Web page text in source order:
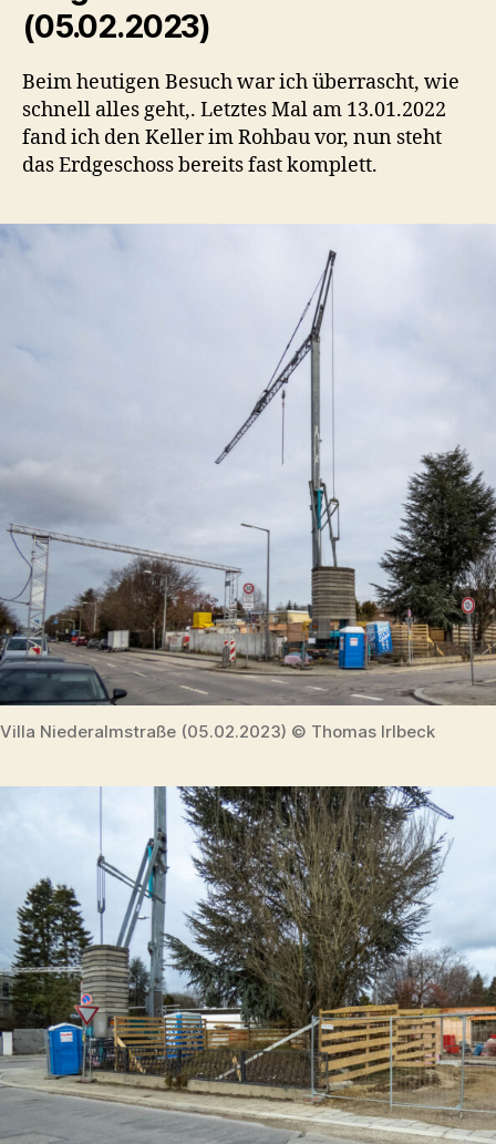
(05.02.2023)
Beim heutigen Besuch war ich überrascht, wie
schnell alles geht,. Letztes Mal am 13.01.2022
fand ich den Keller im Rohbau vor, nun steht
das Erdgeschoss bereits fast komplett.
Villa Niederalmstraße (05.02.2023) © Thomas Irlbeck